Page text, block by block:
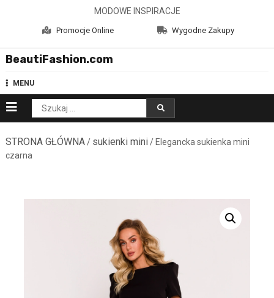
MODOWE INSPIRACJE
Promocje Online Wygodne Zakupy
BeautiFashion.com
MENU
Szukaj:
STRONA GŁÓWNA/ sukienki mini/ Elegancka sukienka mini
czarna